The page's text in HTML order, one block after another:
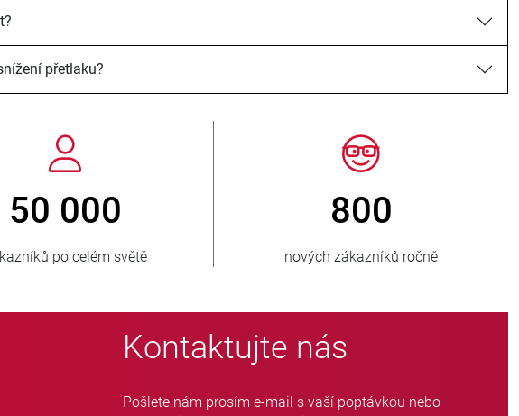
přetlaku?
150
zásobovaných zemí
> 15 000
variant hadicových
Kontaktujte nás
Pošlete nám prosím e-mail s vaší poptávkou nebo